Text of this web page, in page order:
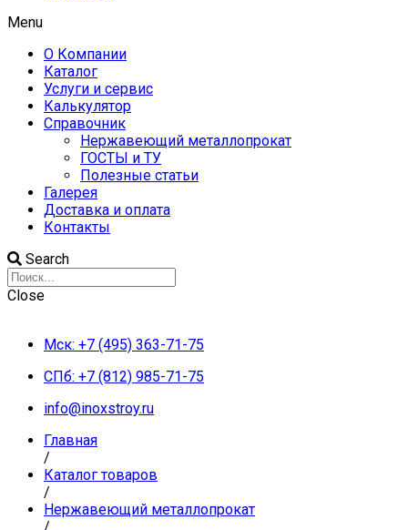
Menu
О Компании
Каталог
Услуги и сервис
Калькулятор
Справочник
Нержавеющий металлопрокат
ГОСТЫ и ТУ
Полезные статьи
Галерея
Доставка и оплата
Контакты
Search
Close
Мск: +7 (495) 363-71-75
СПб: +7 (812) 985-71-75
info@inoxstroy.ru
Главная
/
Каталог товаров
/
Нержавеющий металлопрокат